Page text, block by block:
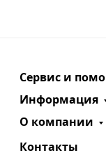
Сервис и
Информация
О компании
Контакты